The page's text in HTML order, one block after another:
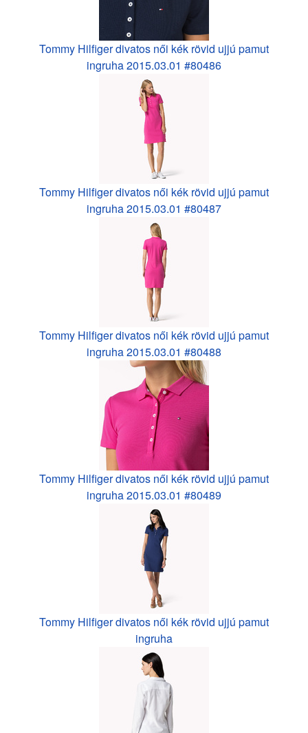
Tommy Hilfiger divatos női kék rövid ujjú pamut
ingruha 2015.03.01 #80486
Tommy Hilfiger divatos női kék rövid ujjú pamut
ingruha 2015.03.01 #80487
Tommy Hilfiger divatos női kék rövid ujjú pamut
ingruha 2015.03.01 #80488
Tommy Hilfiger divatos női kék rövid ujjú pamut
ingruha 2015.03.01 #80489
Tommy Hilfiger divatos női kék rövid ujjú pamut
ingruha